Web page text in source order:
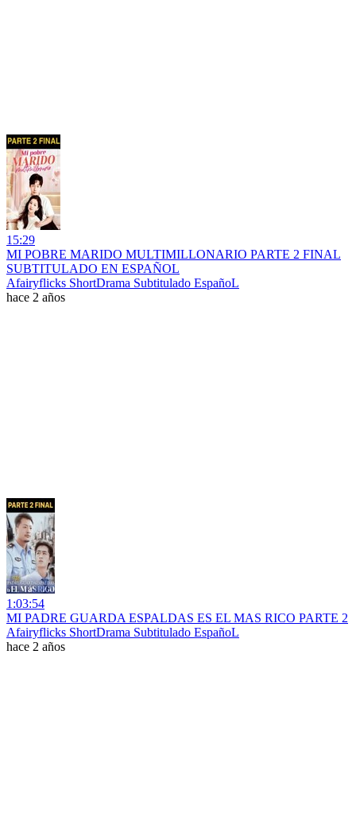
15:29
MI POBRE MARIDO MULTIMILLONARIO PARTE 2 FINAL
SUBTITULADO EN ESPAÑOL
Afairyflicks ShortDrama Subtitulado EspañoL
hace 2 años
1:03:54
MI PADRE GUARDA ESPALDAS ES EL MAS RICO PARTE 2
Afairyflicks ShortDrama Subtitulado EspañoL
hace 2 años